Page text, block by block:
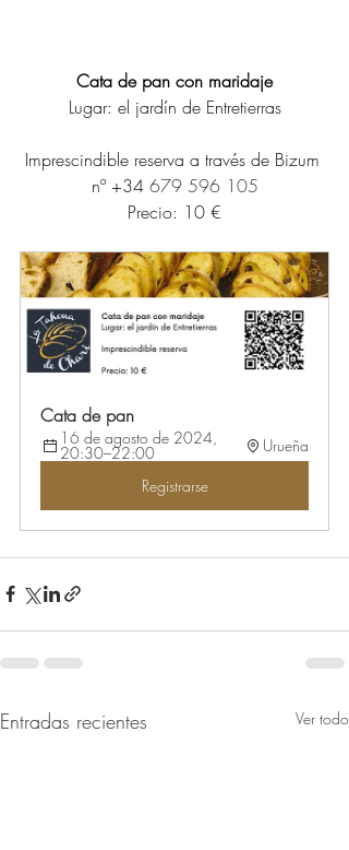
Cata de pan con maridaje
Lugar: el jardín de Entretierras
Imprescindible reserva a través de Bizum
nº +34 679 596 105
Precio: 10 €
Cata de pan
16 de agosto de 2024,
20:30–22:00
Urueña
Registrarse
Entradas recientes Ver todo